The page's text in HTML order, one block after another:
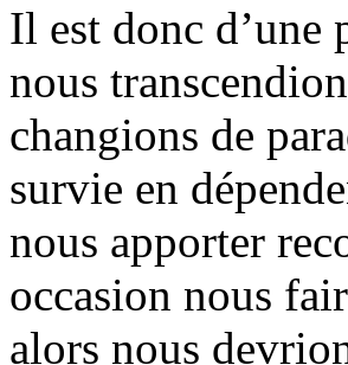
Il est donc d’une
nous
changions de
survie en
nous apporter
occasion nous
alors nous